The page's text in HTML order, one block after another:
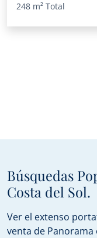
248 m² Total
Búsquedas
Costa del Sol.
Ver el extenso
venta de